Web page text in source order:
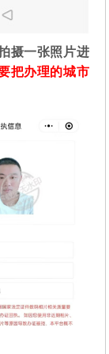
摄一张照片进
把办理的城市